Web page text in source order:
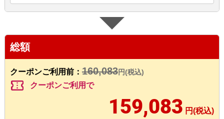
総額
クーポンご利用前： 160,083円(税込)
confirmation_number クーポンご利用で
159,083 円(税込)